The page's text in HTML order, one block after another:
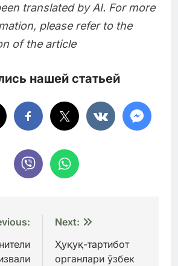
translated by AI. For more
please refer to the
of the article
нашей статьей
Next:
Ҳуқуқ-тартибот
органлари ўзбек